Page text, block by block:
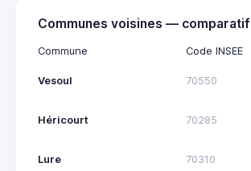
Communes voisines — comparatif
Commune Code INSEE
Vesoul 70550
Héricourt 70285
Lure 70310